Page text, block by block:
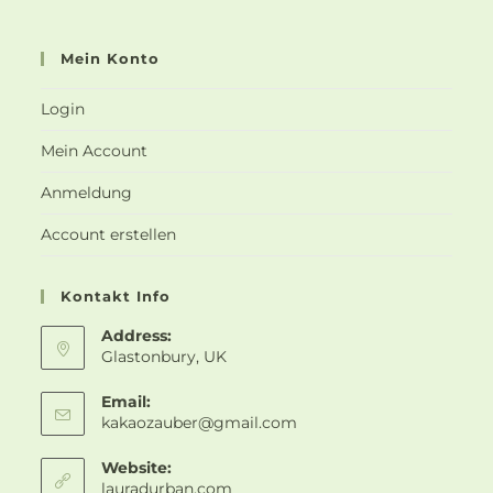
Mein Konto
Login
Mein Account
Anmeldung
Account erstellen
Kontakt Info
Address:
Glastonbury, UK
Email:
kakaozauber@gmail.com
Website: